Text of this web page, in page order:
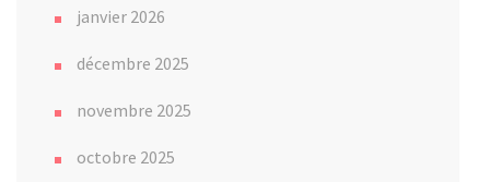
janvier 2026
décembre 2025
novembre 2025
octobre 2025